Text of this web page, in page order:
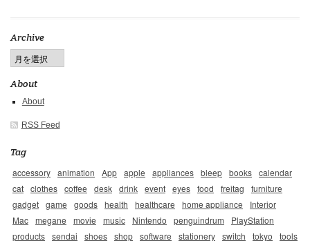
Archive
About
About
RSS Feed
Tag
accessory animation App apple appliances bleep books calendar
cat clothes coffee desk drink event eyes food freitag
furniture
gadget game goods health healthcare home appliance
Interior
Mac megane movie music Nintendo penguindrum
PlayStation
products sendai shoes shop software stationery switch tokyo tools